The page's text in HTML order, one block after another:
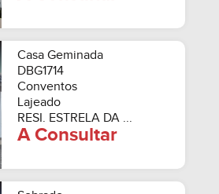
Casa Geminada
DBG1714
Conventos
Lajeado
RESI. ESTRELA DA ...
A Consultar